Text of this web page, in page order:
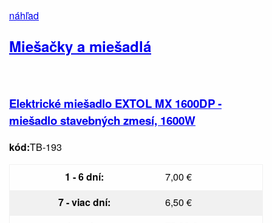
náhľad
Miešačky a miešadlá
Elektrické miešadlo EXTOL MX 1600DP -
miešadlo stavebných zmesí, 1600W
kód:TB-193
1 - 6 dní:
7,00 €
7 - viac dní:
6,50 €